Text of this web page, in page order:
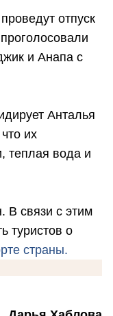
отпуск
и Анапа с
Анталья
их
теплая вода и
В связи с этим
туристов о
страны.